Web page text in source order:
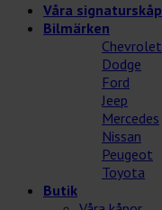
Våra signaturskåp
Bilmärken
Chevrolet
Dodge
Ford
Jeep
Mercedes
Nissan
Peugeot
Toyota
Butik